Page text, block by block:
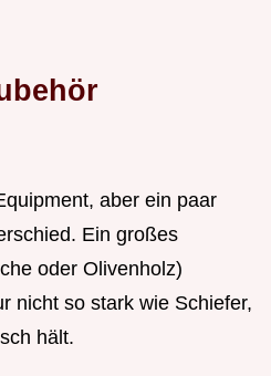
aber ein paar
Ein großes
oder Olivenholz)
nicht so stark wie Schiefer,
hält.